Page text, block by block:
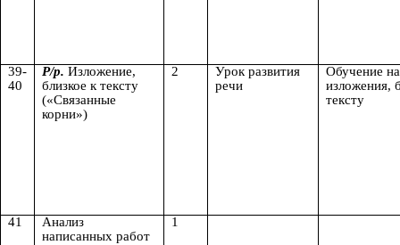
39-
40
Р/р. Изложение,
близкое к тексту
(«Связанные
корни»)
2
Урок развития
речи
Обучение
изложения,
тексту
41
Анализ
написанных работ
1